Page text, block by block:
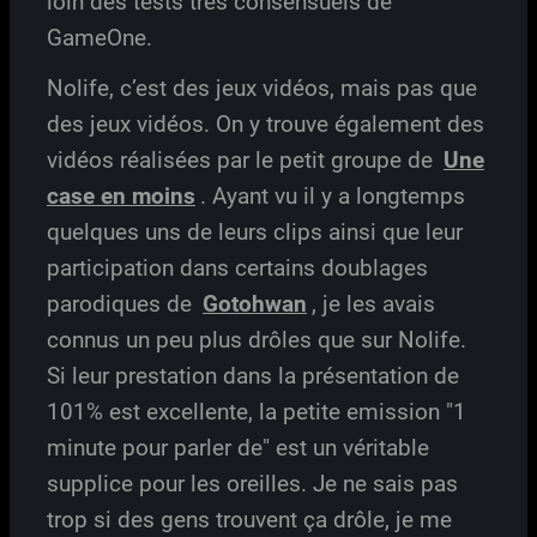
GameOne.
Nolife, c’est des jeux vidéos, mais pas que
des jeux vidéos. On y trouve également des
vidéos réalisées par le petit groupe de Une
case en moins . Ayant vu il y a longtemps
quelques uns de leurs clips ainsi que leur
participation dans certains doublages
parodiques de Gotohwan , je les avais
connus un peu plus drôles que sur Nolife.
Si leur prestation dans la présentation de
101% est excellente, la petite emission "1
minute pour parler de" est un véritable
supplice pour les oreilles. Je ne sais pas
trop si des gens trouvent ça drôle, je me